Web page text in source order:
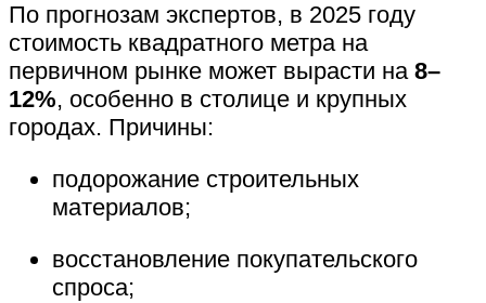
По прогнозам экспертов, в 2025 году
стоимость квадратного метра на
первичном рынке может вырасти на 8–
12%, особенно в столице и крупных
городах. Причины:
подорожание строительных
материалов;
восстановление покупательского
спроса;